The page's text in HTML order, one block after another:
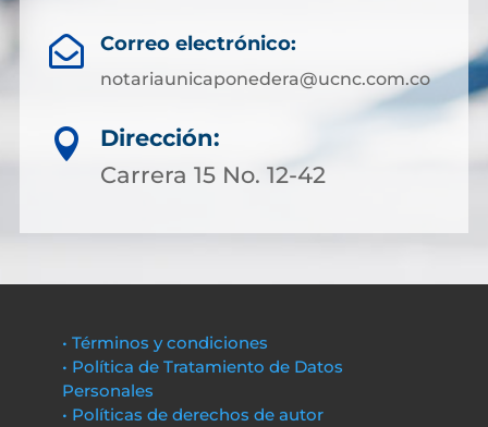
 Correo electrónico:
notariaunicaponedera@ucnc.com.co

Dirección:
Carrera 15 No. 12-42
• Términos y condiciones
• Política de Tratamiento de Datos
Personales
• Políticas de derechos de autor